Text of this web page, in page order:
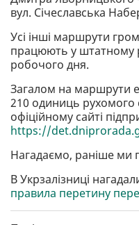
вул. Січеславська
Усі інші маршрути
працюють у штатному
робочого дня.
Загалом на маршрути
210 одиниць рухомого
офіційному сайті
https://
Нагадаємо, раніше ми
В Укрзалізниці
правила перетину